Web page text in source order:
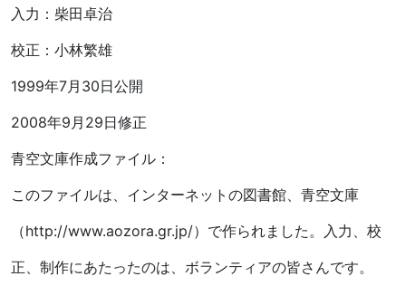
入力：柴田卓治
校正：小林繁雄
1999年7月30日公開
2008年9月29日修正
青空文庫作成ファイル：
このファイルは、インターネットの図書館、青空文庫
（http://www.aozora.gr.jp/）で作られました。入力、校
正、制作にあたったのは、ボランティアの皆さんです。